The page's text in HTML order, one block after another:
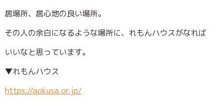
居場所、居心地の良い場所。
その人の余白になるような場所に、れもんハウスがなれば
いいなと思っています。
▼れもんハウス
https://aokusa.or.jp/